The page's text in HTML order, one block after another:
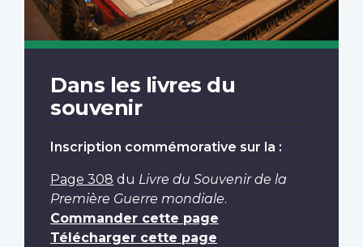
Dans les livres du
souvenir
Inscription commémorative sur la :
Page 308 du Livre du Souvenir de la
Première Guerre mondiale.
Commander cette page
Télécharger cette page